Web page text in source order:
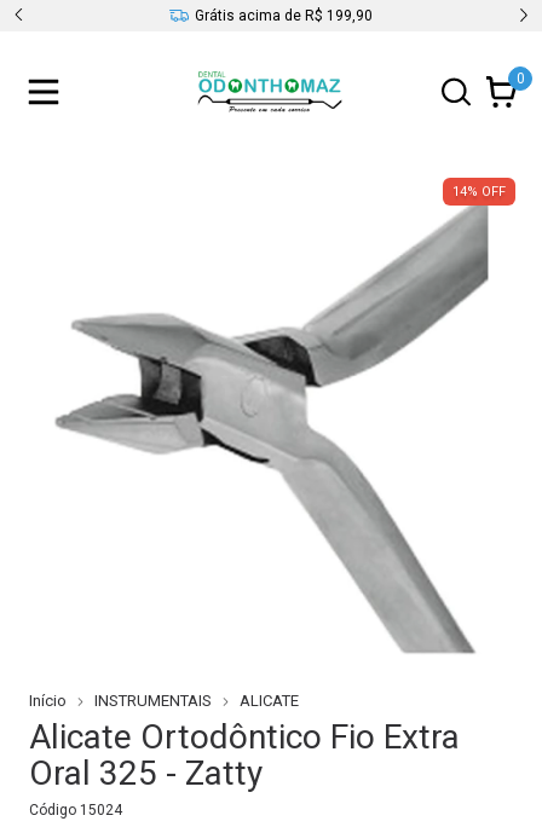
Grátis acima de R$ 199,90
0
14% OFF
Início INSTRUMENTAIS ALICATE
Alicate Ortodôntico Fio Extra
Oral 325 - Zatty
Código 15024